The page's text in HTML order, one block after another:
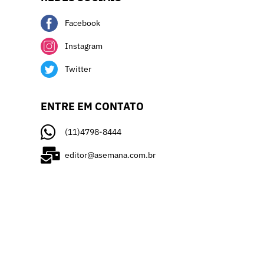
Facebook
Instagram
Twitter
ENTRE EM CONTATO
(11)4798-8444
editor@asemana.com.br